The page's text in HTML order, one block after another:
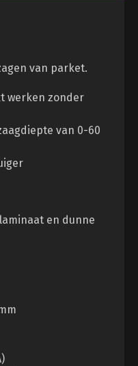
van parket.
werken zonder
van 0-60
en dunne